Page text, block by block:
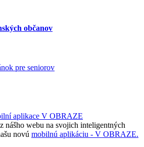
občanov
pre seniorov
nášho webu na svojich inteligentných
novú mobilnú aplikáciu - V OBRAZE.